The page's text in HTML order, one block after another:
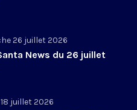
26 juillet 2026
News du 26 juillet
juillet 2026